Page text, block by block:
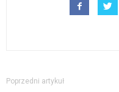
Poprzedni artykuł